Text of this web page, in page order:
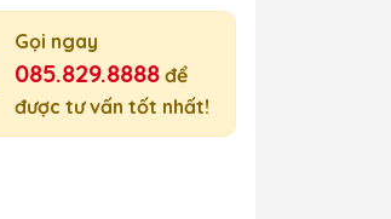
Gọi ngay
085.829.8888 để
được tư vấn tốt nhất!